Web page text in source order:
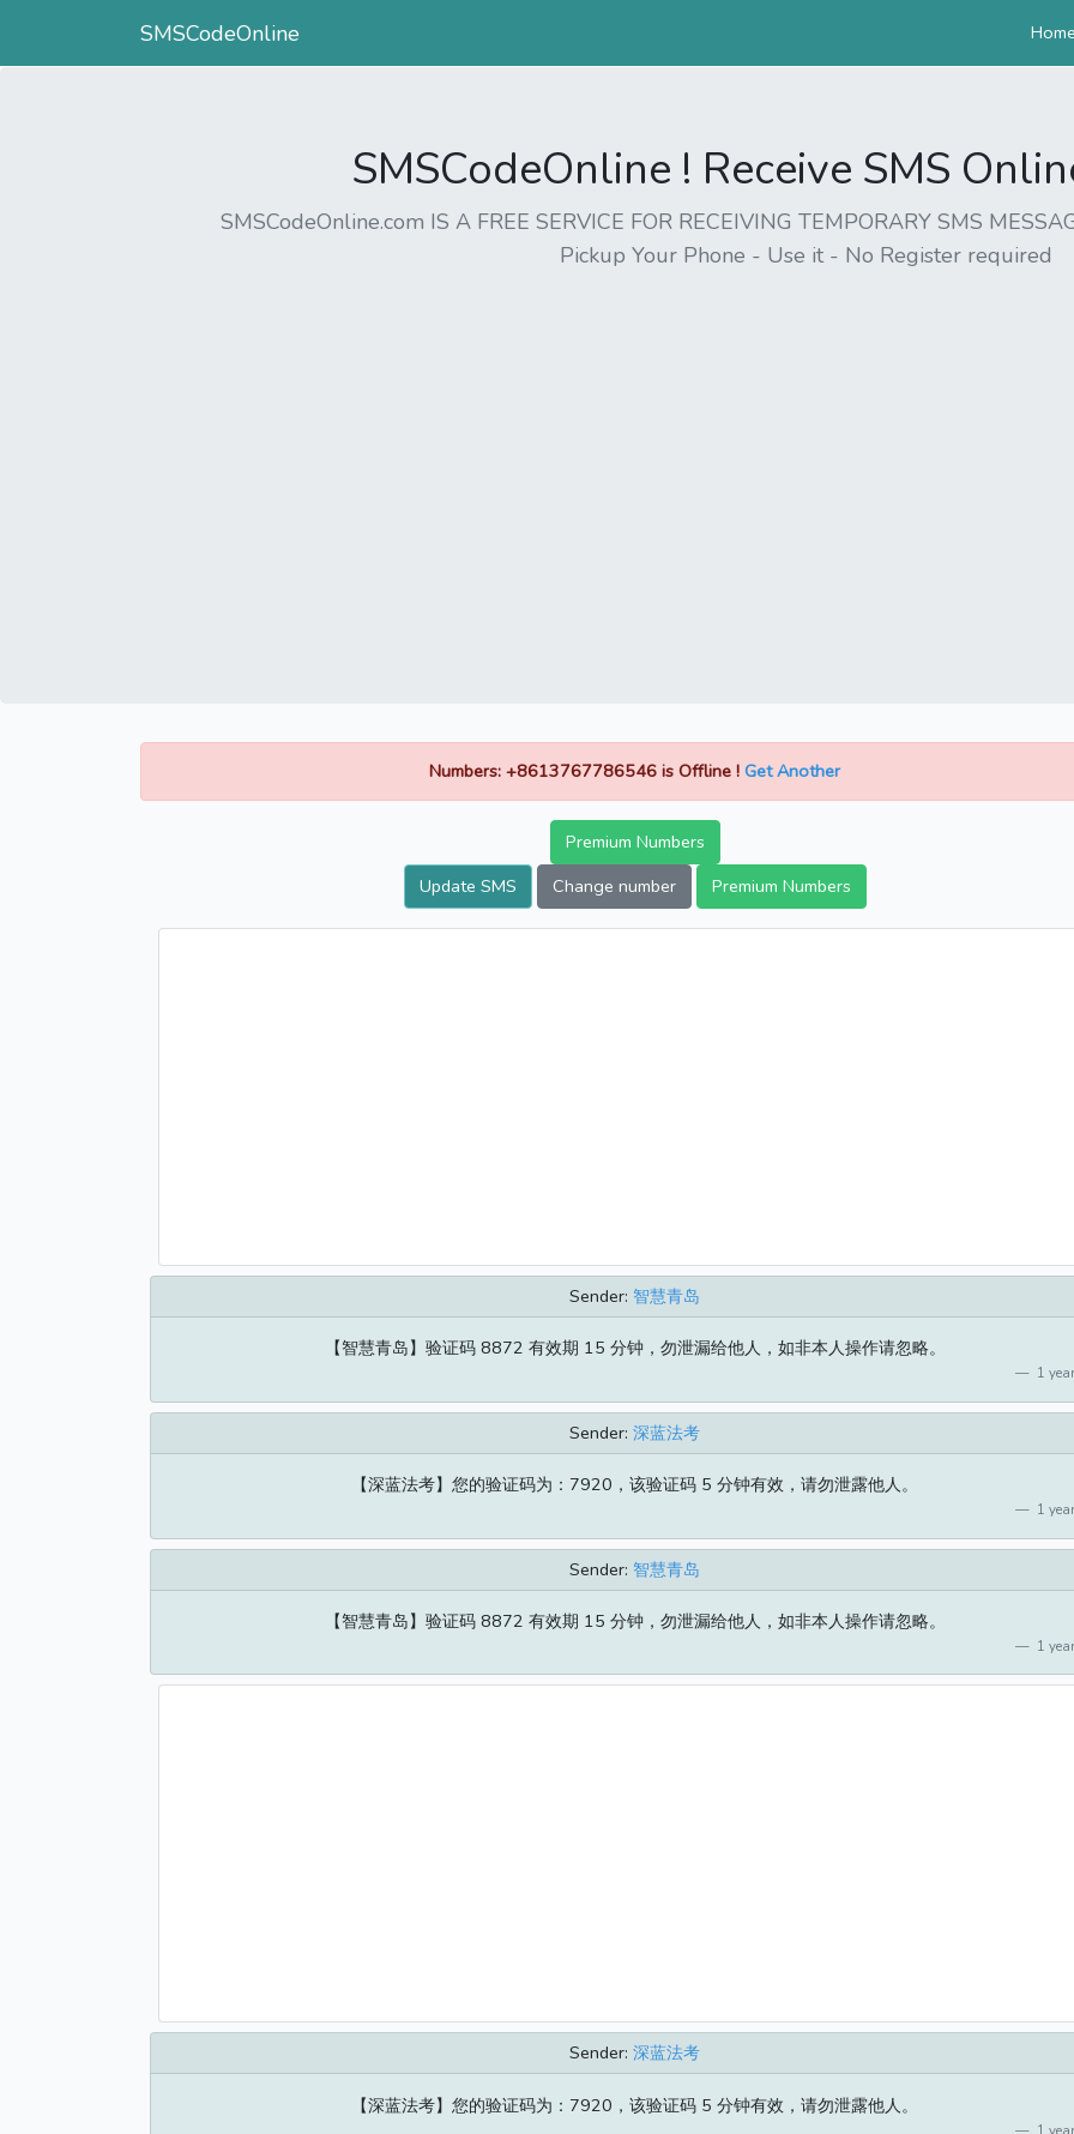
SMSCodeOnline Home
SMSCodeOnline ! Receive SMS
SMSCodeOnline.com IS A FREE SERVICE FOR RECEIVING TEMPORARY SMS
Pickup Your Phone - Use it - No Register required
Numbers: +8613767786546 is Offline ! Get Another
Premium Numbers
Update SMS
Change number Premium Numbers
Sender: 智慧青岛
【智慧青岛】验证码 8872 有效期 15 分钟，勿泄漏给他人，如非本人操作请忽略。
1
Sender: 深蓝法考
【深蓝法考】您的验证码为：7920，该验证码 5 分钟有效，请勿泄露他人。
1
Sender: 智慧青岛
【智慧青岛】验证码 8872 有效期 15 分钟，勿泄漏给他人，如非本人操作请忽略。
1
Sender: 深蓝法考
【深蓝法考】您的验证码为：7920，该验证码 5 分钟有效，请勿泄露他人。
1